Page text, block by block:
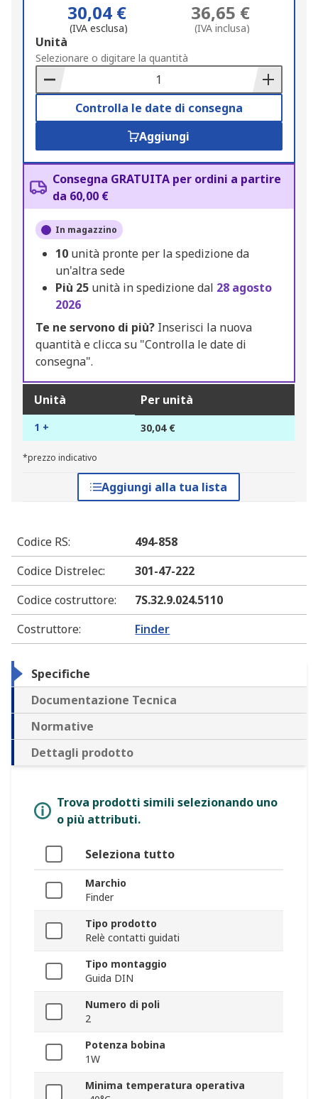
30,04 €
(IVA esclusa)
36,65 €
(IVA inclusa)
Add
to
Basket
Unità
Selezionare o digitare la quantità
Controlla le date di consegna
Aggiungi
Consegna GRATUITA per ordini a partire
da 60,00 €
In magazzino
10 unità pronte per la spedizione da
un'altra sede
Più 25 unità in spedizione dal 28 agosto
2026
Te ne servono di più? Inserisci la nuova
quantità e clicca su "Controlla le date di
consegna".
Unità Per unità
1 + 30,04 €
*prezzo indicativo
Aggiungi alla tua lista
Codice RS:
494-858
Codice Distrelec:
301-47-222
Codice costruttore:
7S.32.9.024.5110
Costruttore: Finder
Specifiche
Documentazione Tecnica
Normative
Dettagli prodotto
Trova prodotti simili selezionando uno
o più attributi.
Seleziona tutto
Marchio
Finder
Tipo prodotto
Relè contatti guidati
Tipo montaggio
Guida DIN
Numero di poli
2
Potenza bobina
1W
Minima temperatura operativa